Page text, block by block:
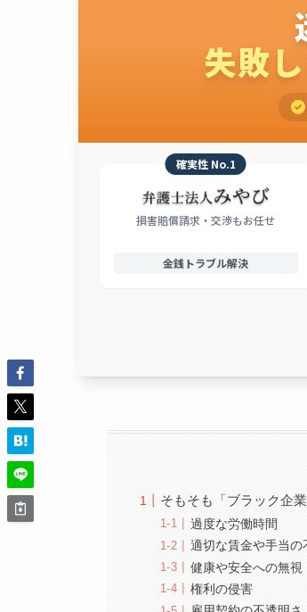
失敗
確実性 No.1
損害賠償請求・交渉もお任せ
金銭トラブル解決
そもそも「ブラック企
過度な労働時間
適切な賃金や手当の
健康や安全への無視
権利の侵害